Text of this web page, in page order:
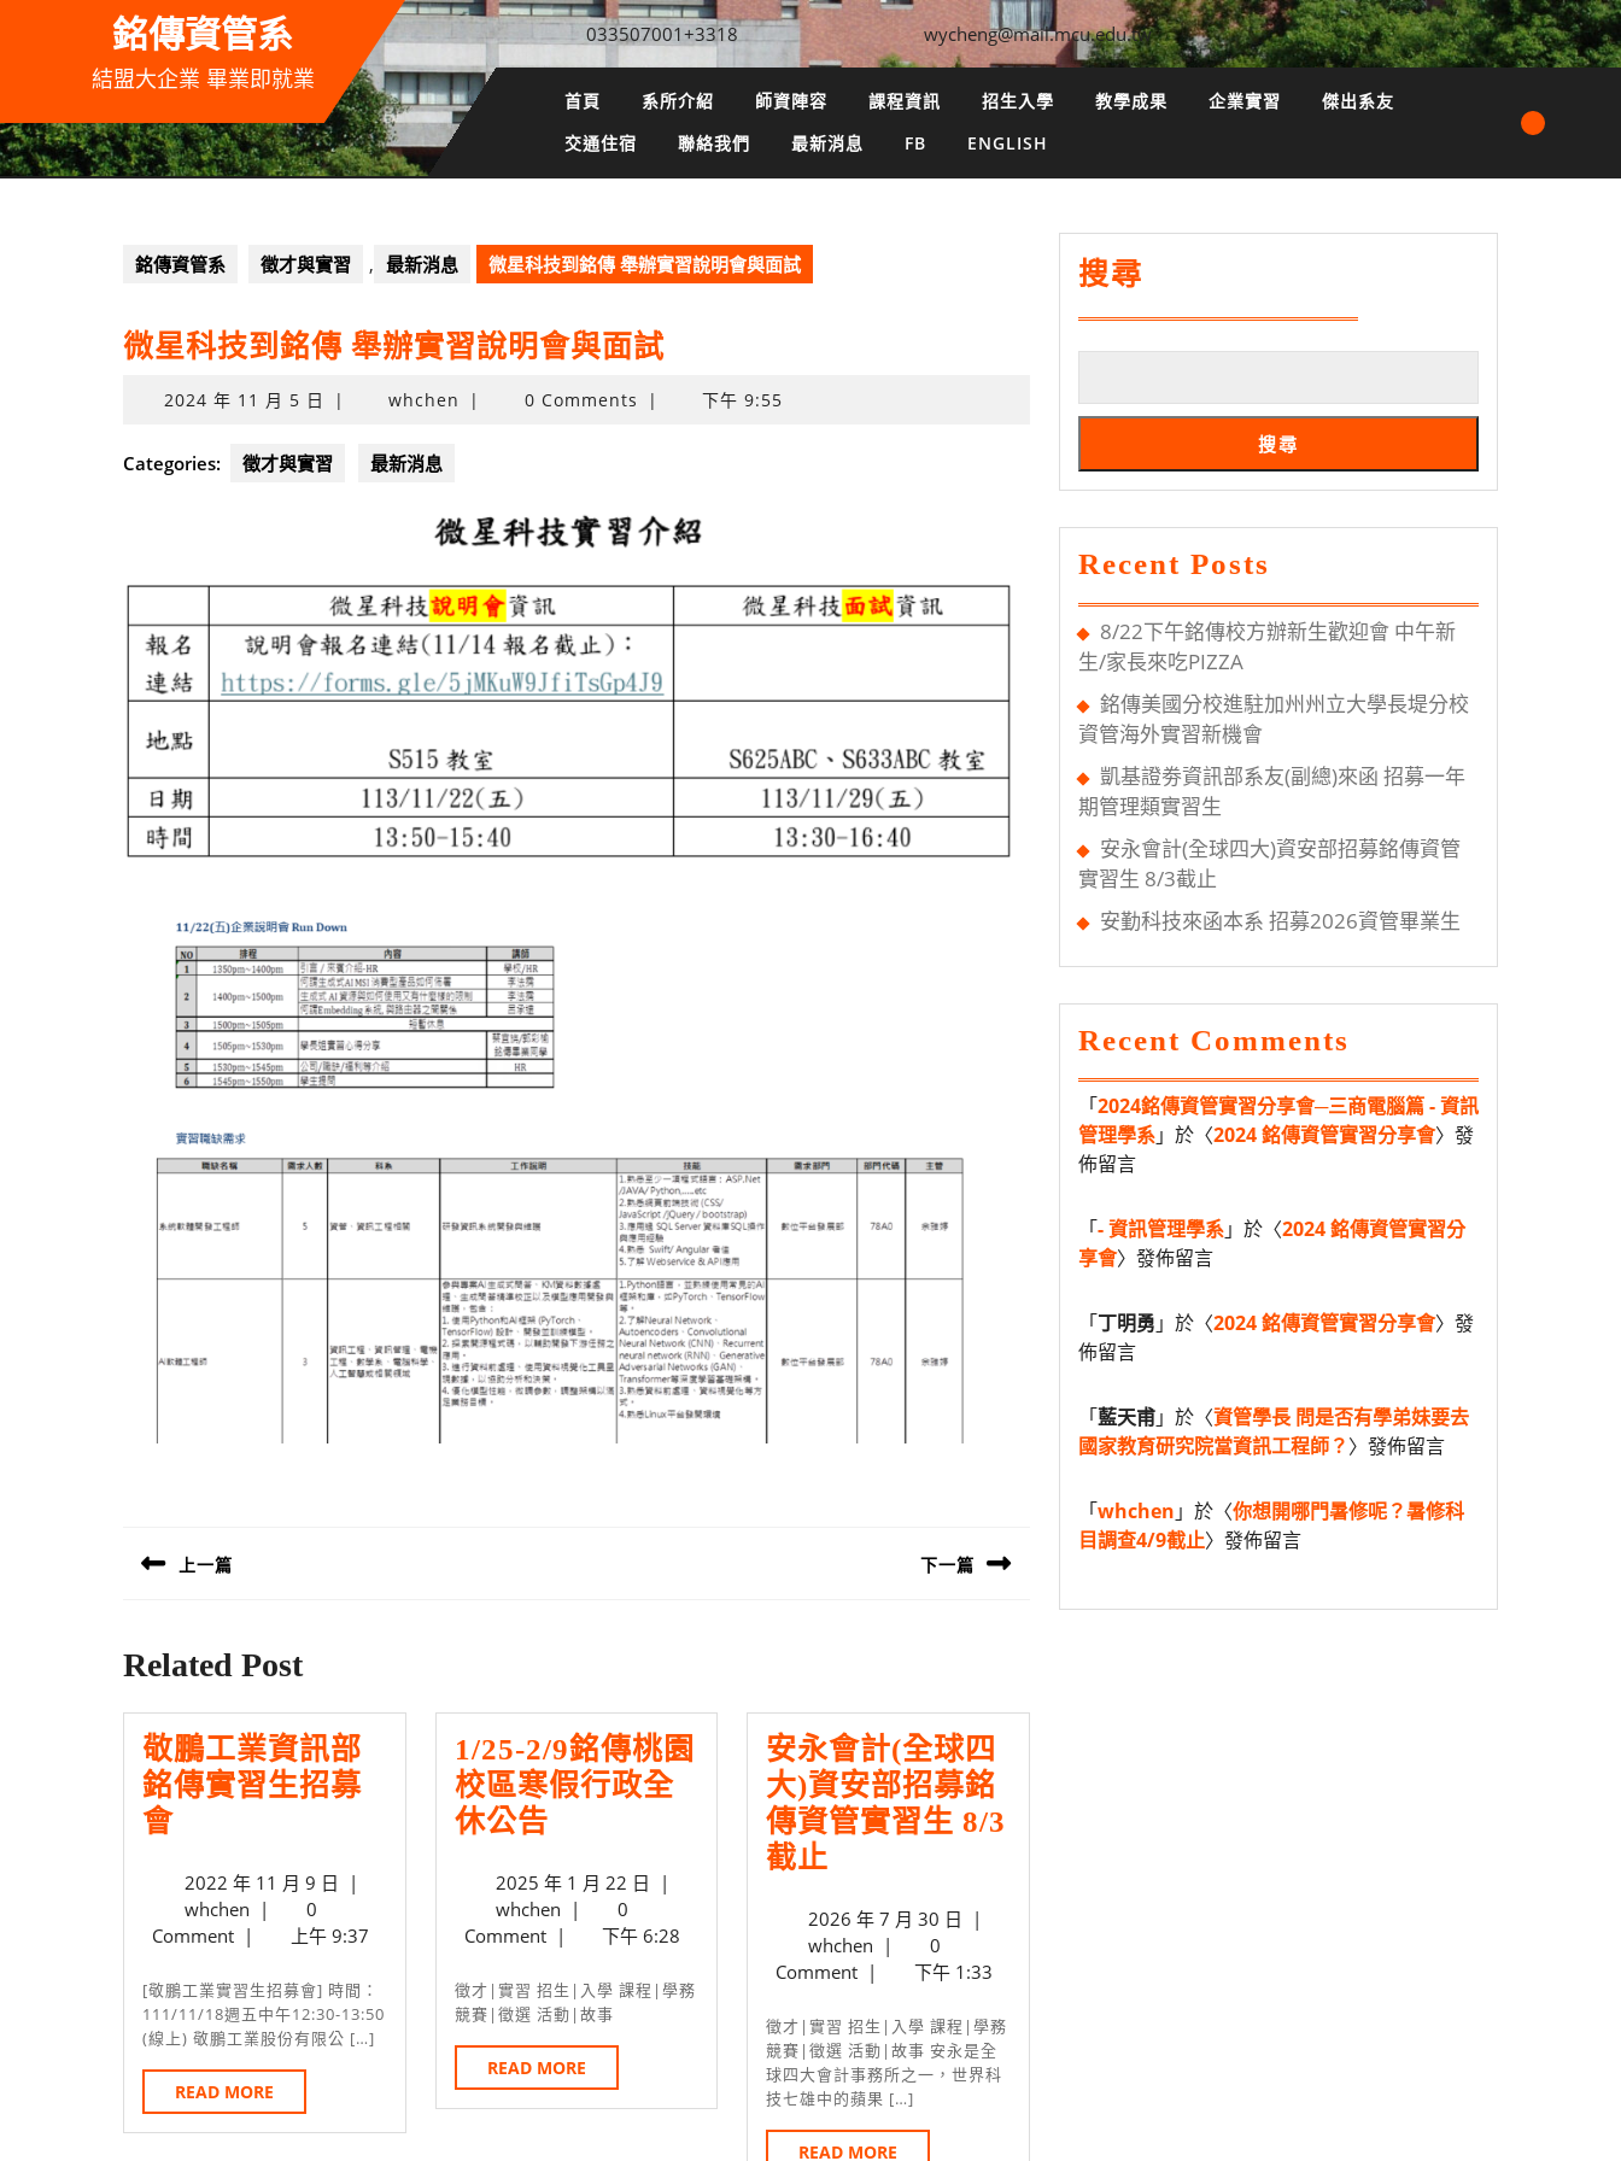
銘傳資管系
結盟大企業 畢業即就業
033507001+3318 wycheng@mail.mcu.edu.tw
首頁 系所介紹 師資陣容 課程資訊 招生入學 教學成果 企業實習
傑出系友
交通住宿
聯絡我們 最新消息 FB ENGLISH
銘傳資管系 徵才與實習 , 最新消息 微星科技到銘傳 舉辦實習說明會與面試
微星科技到銘傳 舉辦實習說明會與面試
2024 年 11 月 5 日 2024
11
月
| whchen | 0 Comments | 下午 9:55
Categories: 徵才與實習 最新消息
導
上一篇 下一篇
Related Post
敬鵬工業資訊部
銘傳實習生招募
會敬
工
業
訊
部
銘
傳
2022 年 11 月 9 日 2022
11
9
日
|
whchenwhchen
|
0
Comment | 上午 9:37
[敬鵬工業實習生招募會] 時間：
111/11/18週五中午12:30-13:50
(線上) 敬鵬工業股份有限公 […]
READ MORE
MORE
1/25-2/9銘傳桃園
校區寒假行政全
休公告1/25-
銘
傳
園
校
區
寒
2025 年 1 月 22 日 2025
1
22
|
whchen whchen
|
0
Comment | 下午 6:28
徵才|實習 招生|入學 課程|學務
競賽|徵選 活動|故事
READ MOREREAD
MORE
安永會計(全球四
大)資安部招募銘
傳資管實習生 8/3
截止
會
計
球
四
大)
資
2026 年 7 月 30 日 2026
7
30
日
|
whchen whchen
|
0
Comment | 下午 1:33
徵才|實習 招生|入學 課程|學務
競賽|徵選 活動|故事 安永是全
球四大會計事務所之一，世界科
技七雄中的蘋果 […]
READ MORE
搜尋
搜尋
Recent Posts
8/22下午銘傳校方辦新生歡迎會 中午新
生/家長來吃PIZZA
銘傳美國分校進駐加州州立大學長堤分校
資管海外實習新機會
凱基證劵資訊部系友(副總)來函 招募一年
期管理類實習生
安永會計(全球四大)資安部招募銘傳資管
實習生 8/3截止
安勤科技來函本系 招募2026資管畢業生
Recent Comments
「2024銘傳資管實習分享會─三商電腦篇 - 資訊
管理學系」於〈2024 銘傳資管實習分享會〉發
佈留言
「- 資訊管理學系」於〈2024 銘傳資管實習分
享會〉發佈留言
「丁明勇 」於〈2024 銘傳資管實習分享會〉發
佈留言
「藍天甫」於〈資管學長 問是否有學弟妹要去
國家教育研究院當資訊工程師？〉發佈留言
「whchen 」於〈你想開哪門暑修呢？暑修科
目調查4/9截止〉發佈留言